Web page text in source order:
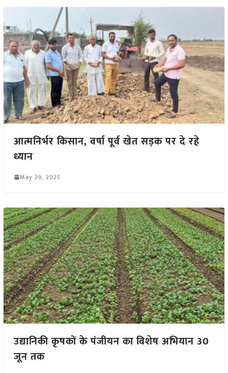
आत्मनिर्भर किसान, वर्षा पूर्व खेत सड़क पर दे रहे
ध्यान
May 29, 2025
उद्यानिकी कृषकों के पंजीयन का विशेष अभियान 30
जून तक